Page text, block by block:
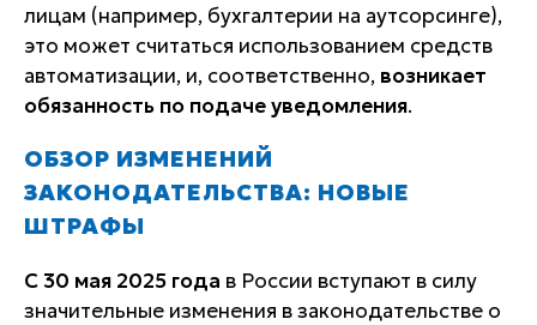
лицам (например, бухгалтерии на аутсорсинге),
это может считаться использованием средств
автоматизации, и, соответственно, возникает
обязанность по подаче уведомления.
ОБЗОР ИЗМЕНЕНИЙ
ЗАКОНОДАТЕЛЬСТВА: НОВЫЕ
ШТРАФЫ
С 30 мая 2025 года в России вступают в силу
значительные изменения в законодательстве о